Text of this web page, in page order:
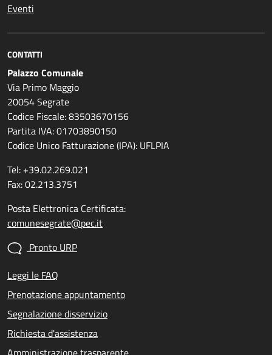
Eventi
CONTATTI
Palazzo Comunale
Via Primo Maggio
20054 Segrate
Codice Fiscale: 83503670156
Partita IVA: 01703890150
Codice Unico Fatturazione (IPA): UFLPIA
Tel: +39.02.269.021
Fax: 02.213.3751
Posta Elettronica Certificata:
comunesegrate@pec.it
Pronto URP
Leggi le FAQ
Prenotazione appuntamento
Segnalazione disservizio
Richiesta d'assistenza